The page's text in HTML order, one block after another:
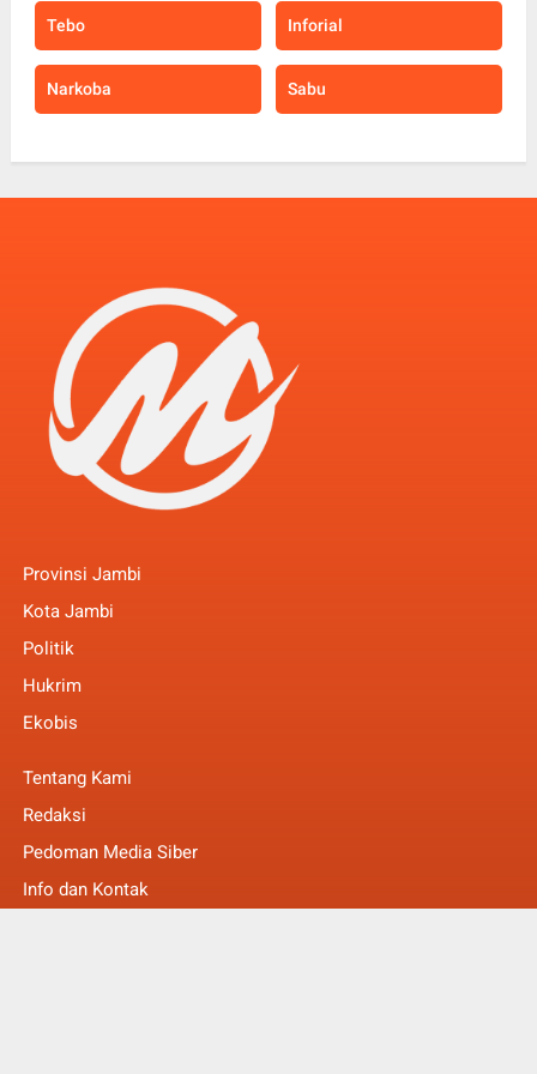
Tebo Inforial
Narkoba Sabu
Provinsi Jambi
Kota Jambi
Politik
Hukrim
Ekobis
Tentang Kami
Redaksi
Pedoman Media Siber
Info dan Kontak